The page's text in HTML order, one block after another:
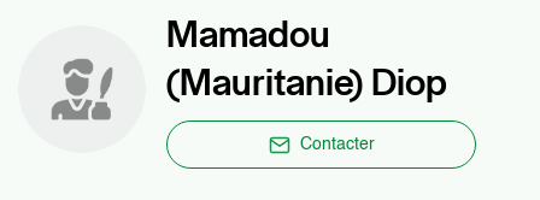
Mamadou
(Mauritanie) Diop
Contacter